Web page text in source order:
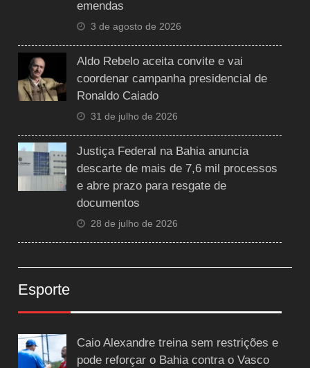
emendas
3 de agosto de 2026
Aldo Rebelo aceita convite e vai
coordenar campanha presidencial de
Ronaldo Caiado
31 de julho de 2026
Justiça Federal na Bahia anuncia
descarte de mais de 7,6 mil processos
e abre prazo para resgate de
documentos
28 de julho de 2026
Esporte
Caio Alexandre treina sem restrições e
pode reforçar o Bahia contra o Vasco